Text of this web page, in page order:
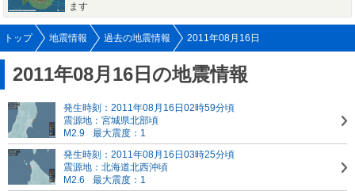
ます
トップ 地震情報 過去の地震情報 2011年08月16日
2011年08月16日の地震情報
発生時刻：2011年08月16日02時59分頃
震源地：宮城県北部頃
M2.9
最大震度：1
発生時刻：2011年08月16日03時25分頃
震源地：北海道北西沖頃
M2.6
最大震度：1